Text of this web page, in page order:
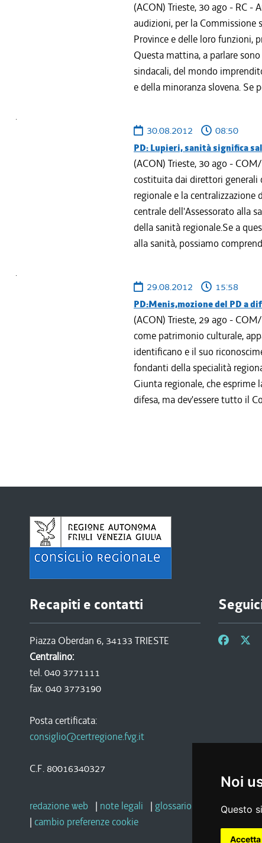
Noi
Questo
Accetta
(ACON) Trieste, 30 ago - RC -
audizioni, per la Commissione
Province e delle loro funzioni,
Questa mattina, a parlare
sindacali, del mondo
e della minoranza slovena. Se
30.08.2012 08:50
PD: Lupieri, sanità significa
(ACON) Trieste, 30 ago -
costituita dai direttori
regionale e la centralizzazione
centrale dell'Assessorato alla
della sanità regionale.Se a
alla sanità, possiamo
29.08.2012 15:58
PD:Menis,mozione del PD a
(ACON) Trieste, 29 ago -
come patrimonio culturale,
identificano e il suo
fondanti della specialità
Giunta regionale, che esprime
difesa, ma dev'essere tutto il
Recapiti e contatti
Piazza Oberdan 6, 34133 TRIESTE
Centralino:
tel. 040 3771111
fax. 040 3773190
Posta certificata:
consiglio@certregione.fvg.it
C.F. 80016340327
redazione web | note legali | glossario privacy |
| cambio preferenze cookie